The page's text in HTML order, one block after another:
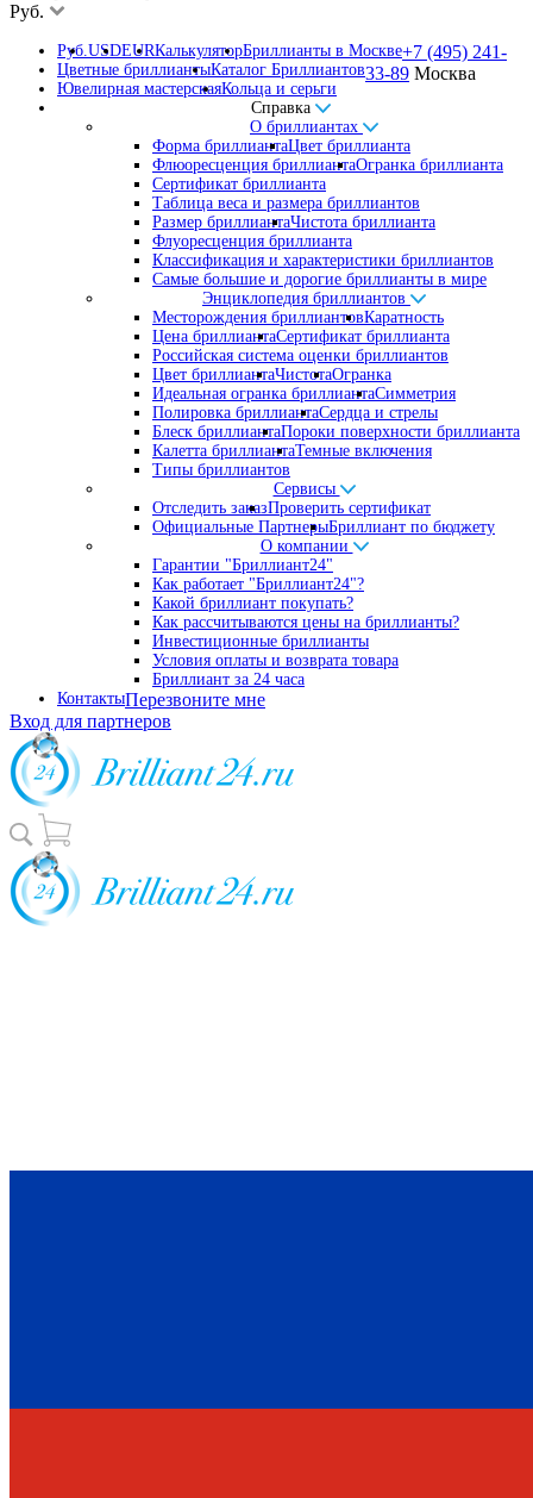
Руб.
Руб.USDEURКалькуляторБриллианты в Москве
Цветные бриллиантыКаталог Бриллиантов
Ювелирная мастерскаяКольца и серьги
Справка
О бриллиантах
Форма бриллиантаЦвет бриллианта
Флюоресценция бриллиантаОгранка бриллианта
Сертификат бриллианта
Таблица веса и размера бриллиантов
Размер бриллиантаЧистота бриллианта
Флуоресценция бриллианта
Классификация и характеристики бриллиантов
Самые большие и дорогие бриллианты в мире
Энциклопедия бриллиантов
Месторождения бриллиантовКаратность
Цена бриллиантаСертификат бриллианта
Российская система оценки бриллиантов
Цвет бриллиантаЧистотаОгранка
Идеальная огранка бриллиантаСимметрия
Полировка бриллиантаСердца и стрелы
Блеск бриллиантаПороки поверхности бриллианта
Калетта бриллиантаТемные включения
Типы бриллиантов
Сервисы
Отследить заказПроверить сертификат
Официальные ПартнерыБриллиант по бюджету
О компании
Гарантии "Бриллиант24"
Как работает "Бриллиант24"?
Какой бриллиант покупать?
Как рассчитываются цены на бриллианты?
Инвестиционные бриллианты
Условия оплаты и возврата товара
Бриллиант за 24 часа
Контакты
+7 (495) 241-
33-89 Москва
Перезвоните мне
Вход для партнеров